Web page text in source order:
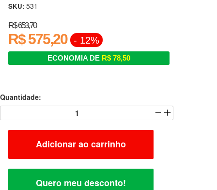
SKU: 531
R$ 653,70
R$ 575,20 - 12%
ECONOMIA DE R$ 78,50
Quantidade:
Adicionar ao carrinho
Quero meu desconto!